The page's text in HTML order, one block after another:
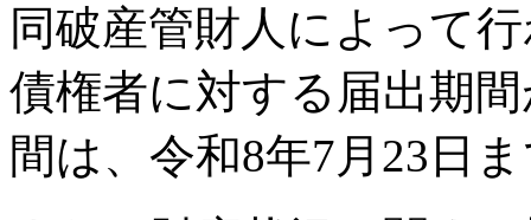
同破産管財人によって
債権者に対する届出期
間は、令和8年7月23日